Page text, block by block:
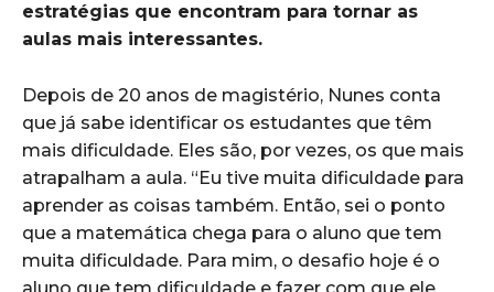
estratégias que encontram para tornar as
aulas mais interessantes.
Depois de 20 anos de magistério, Nunes conta
que já sabe identificar os estudantes que têm
mais dificuldade. Eles são, por vezes, os que mais
atrapalham a aula. “Eu tive muita dificuldade para
aprender as coisas também. Então, sei o ponto
que a matemática chega para o aluno que tem
muita dificuldade. Para mim, o desafio hoje é o